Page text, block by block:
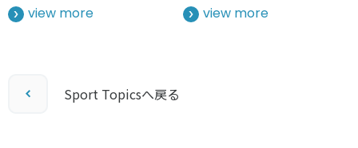
view more view more
Sport Topicsへ戻る